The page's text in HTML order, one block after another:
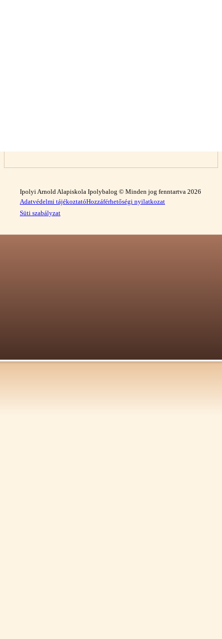
Ipolyi Arnold Alapiskola Ipolybalog © Minden jog fenntartva 2026
Adatvédelmi tájékoztatóHozzáférhetőségi nyilatkozat
Süti szabályzat